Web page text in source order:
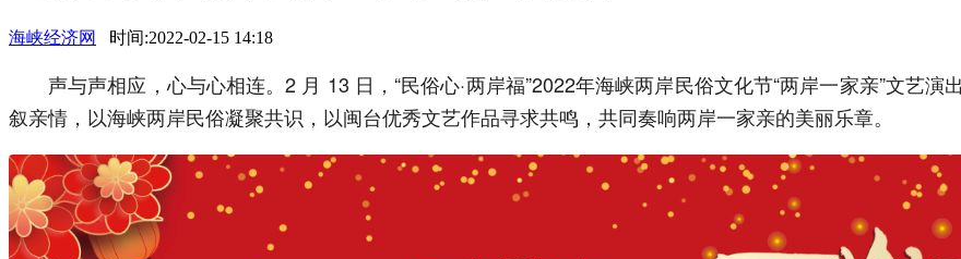
海峡经济网 时间:2022-02-15 14:18
声与声相应，心与心相连。2 月 13 日，“民俗心·两岸福”2022年海峡两岸民俗文化节“两岸一家亲”文艺
叙亲情，以海峡两岸民俗凝聚共识，以闽台优秀文艺作品寻求共鸣，共同奏响两岸一家亲的美丽乐章。